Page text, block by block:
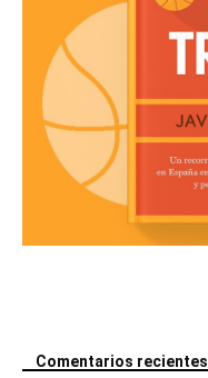
Comentarios recientes